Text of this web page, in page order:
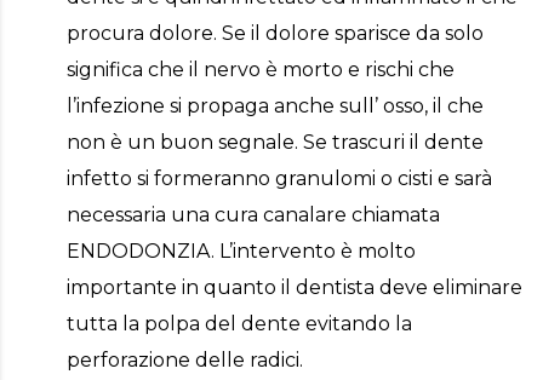
procura dolore. Se il dolore sparisce da solo
significa che il nervo è morto e rischi che
l’infezione si propaga anche sull’ osso, il che
non è un buon segnale. Se trascuri il dente
infetto si formeranno granulomi o cisti e sarà
necessaria una cura canalare chiamata
ENDODONZIA. L’intervento è molto
importante in quanto il dentista deve eliminare
tutta la polpa del dente evitando la
perforazione delle radici.